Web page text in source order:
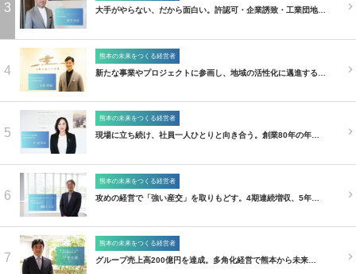
3 大手がやらない、だから面白い。許認可・企業誘致・工業団地…
4
熊本の未来をつくる経営者
新たな事業やプロジェクトに参画し、地域の活性化に邁進する…
5
熊本の未来をつくる経営者
現場に立ち続け、社員一人ひとりと向き合う。創業80年の年…
6
熊本の未来をつくる経営者
攻めの経営で「強い産交」を取りもどす。4期連続増収、5年…
7
熊本の未来をつくる経営者
グループ売上高200億円を達成。多角化経営で熊本から未来…